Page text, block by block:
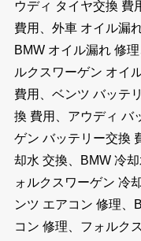
ウディ タイヤ交換 費
費用、外車 オイル漏
BMW オイル漏れ 修
ルクスワーゲン オイ
費用、ベンツ バッテ
換 費用、アウディ バ
ゲン バッテリー交換
却水 交換、BMW 冷
ォルクスワーゲン 冷
ンツ エアコン 修理、
コン 修理、フォルク